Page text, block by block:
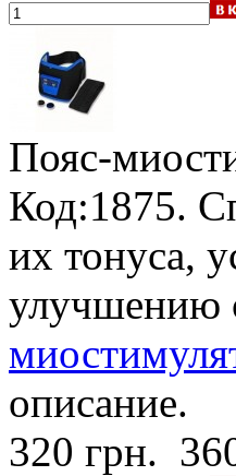
Пояс-
Код:1875.
их тонуса,
улучшению
описание.
320 грн.